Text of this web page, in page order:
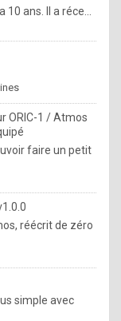
ans. Il a réce...
ORIC-1 / Atmos
faire un petit
réécrit de zéro
simple avec